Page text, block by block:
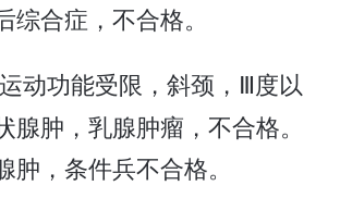
综合症，不合格。
动功能受限，斜颈，Ⅲ度以
腺肿，乳腺肿瘤，不合格。
肿，条件兵不合格。